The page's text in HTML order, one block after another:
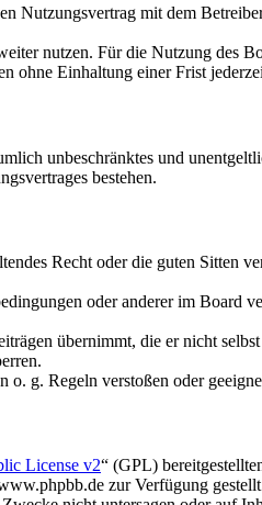
mit dem
nutzen. Für die Nutzung des
ohne Einhaltung einer Frist
unbeschränktes und
bestehen.
Recht oder die guten Sitten
oder anderer im
übernimmt, die er nicht
g. Regeln verstoßen oder
License v2“ (GPL)
zur Verfügung